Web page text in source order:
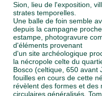
Sion, lieu de l'exposition,
strates temporelles.
Une balle de foin semble
depuis la campagne
estampe, photogravure
d'éléments provenant
d'un site archéologique
la nécropole celte du
Bosco (celtique, 650 avant
fouilles en cours de cette
révèlent des formes et des
circulaires généralisés.